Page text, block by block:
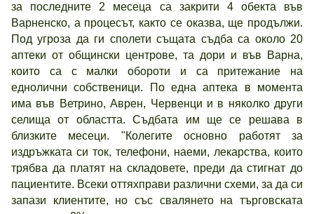
за последните 2 месеца са закрити 4 обекта във
Варненско, а процесът, както се оказва, ще продължи.
Под угроза да ги сполети същата съдба са около 20
аптеки от общински центрове, та дори и във Варна,
които са с малки обороти и са притежание на
еднолични собственици. По една аптека в момента
има във Ветрино, Аврен, Червенци и в няколко други
селища от областта. Съдбата им ще се решава в
близките месеци. "Колегите основно работят за
издръжката си ток, телефони, наеми, лекарства, които
трябва да платят на складовете, преди да стигнат до
пациентите. Всеки оттяхправи различни схеми, за да си
запази клиентите, но със свалянето на търговската